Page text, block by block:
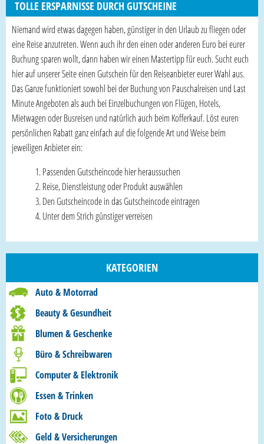
TOLLE ERSPARNISSE DURCH GUTSCHEINE
Niemand wird etwas dagegen haben, günstiger in den Urlaub zu fliegen oder
eine Reise anzutreten. Wenn auch ihr den einen oder anderen Euro bei eurer
Buchung sparen wollt, dann haben wir einen Mastertipp für euch. Sucht euch
hier auf unserer Seite einen Gutschein für den Reiseanbieter eurer Wahl aus.
Das Ganze funktioniert sowohl bei der Buchung von Pauschalreisen und Last
Minute Angeboten als auch bei Einzelbuchungen von Flügen, Hotels,
Mietwagen oder Busreisen und natürlich auch beim Kofferkauf. Löst euren
persönlichen Rabatt ganz einfach auf die folgende Art und Weise beim
jeweiligen Anbieter ein:
Passenden Gutscheincode hier heraussuchen
Reise, Dienstleistung oder Produkt auswählen
Den Gutscheincode in das Gutscheincode eintragen
Unter dem Strich günstiger verreisen
KATEGORIEN
Auto & Motorrad
Beauty & Gesundheit
Blumen & Geschenke
Büro & Schreibwaren
Computer & Elektronik
Essen & Trinken
Foto & Druck
Geld & Versicherungen